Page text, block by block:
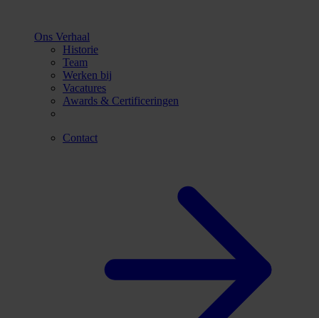
Ons Verhaal
Historie
Team
Werken bij
Vacatures
Awards & Certificeringen
Contact